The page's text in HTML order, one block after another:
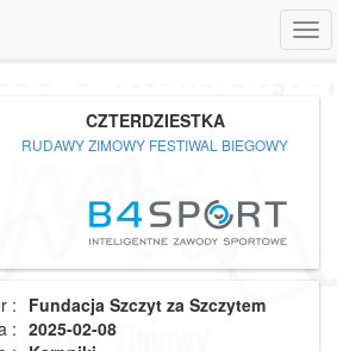
CZTERDZIESTKA
RUDAWY ZIMOWY FESTIWAL BIEGOWY
: Fundacja Szczyt za Szczytem
: 2025-02-08